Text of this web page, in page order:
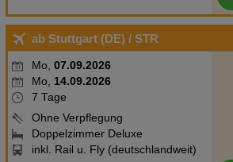
(kostenlos), Minibar (geg. Gebühr),
Flatscreen-TV sowie individuell
Handtücher werden gegen Gebühr
Suite: Die modern eingerichteten Zimmer
Queen-Size-Bett oder Doppelbett,
(kostenlos), Wasserkocher (kostenlos),
Internet (kostenlos), Safe (kostenlos) und
individuell regulierbarer Klimaanlage und
Heizung. Badezimmer mit Dusche
ab Stuttgart (DE) / STR
Mo, 07.09.2026
Mo, 14.09.2026
7 Tage
Ohne Verpflegung
Doppelzimmer Deluxe
inkl. Rail u. Fly (deutschlandweit)